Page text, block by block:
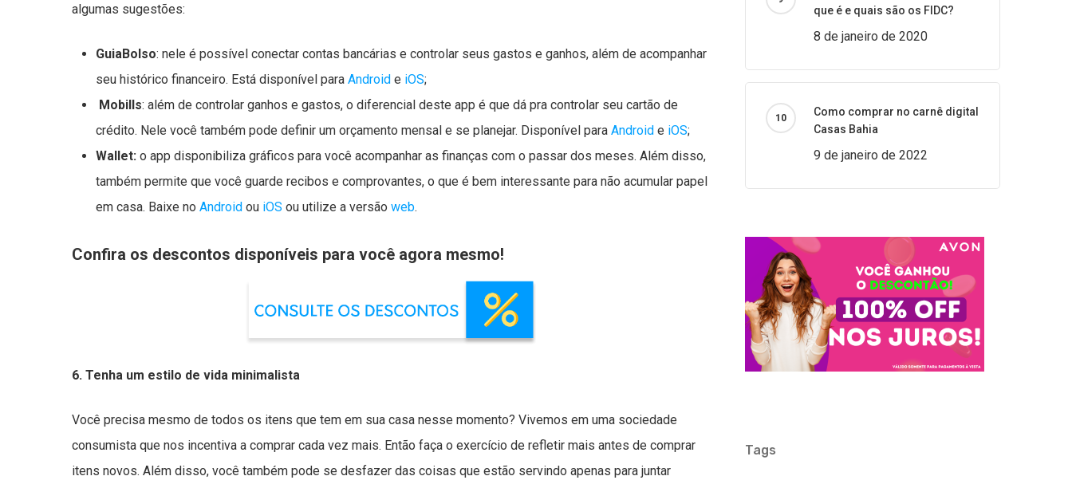
algumas sugestões:
GuiaBolso: nele é possível conectar contas bancárias e controlar seus gastos e ganhos, além de acompanhar
seu histórico financeiro. Está disponível para Android e iOS;
Mobills: além de controlar ganhos e gastos, o diferencial deste app é que dá pra controlar seu cartão de
crédito. Nele você também pode definir um orçamento mensal e se planejar. Disponível para Android e iOS;
Wallet: o app disponibiliza gráficos para você acompanhar as finanças com o passar dos meses. Além disso,
também permite que você guarde recibos e comprovantes, o que é bem interessante para não acumular papel
em casa. Baixe no Android ou iOS ou utilize a versão web.
Confira os descontos disponíveis para você agora mesmo!
6. Tenha um estilo de vida minimalista
Você precisa mesmo de todos os itens que tem em sua casa nesse momento? Vivemos em uma sociedade
consumista que nos incentiva a comprar cada vez mais. Então faça o exercício de refletir mais antes de comprar
itens novos. Além disso, você também pode se desfazer das coisas que estão servindo apenas para juntar
que é e quais são os FIDC?
8 de janeiro de 2020
Como comprar no carnê digital
Casas Bahia
9 de janeiro de 2022
Tags